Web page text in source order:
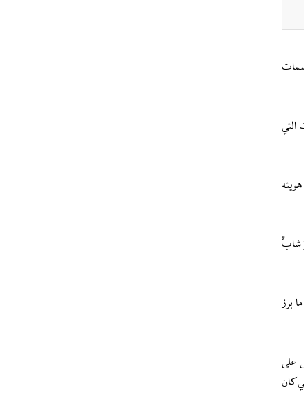
سمات
التي
شابٌّ
برز
على
كان